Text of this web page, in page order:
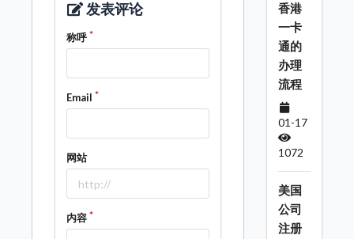
发表评论
称呼
Email
网站
内容
香港
一卡
通的
办理
流程
01-17
1072
美国
公司
注册